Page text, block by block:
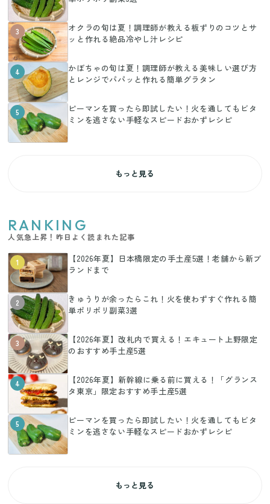
3
オクラの旬は夏！調理師が教える板ずりのコツとサ
ッと作れる絶品冷やし汁レシピ
4
かぼちゃの旬は夏！調理師が教える美味しい選び方
とレンジでパパッと作れる簡単グラタン
5
ピーマンを買ったら即試したい！火を通してもビタ
ミンを逃さない手軽なスピードおかずレシピ
もっと見る
RANKING
人気急上昇！昨日よく読まれた記事
1
【2026年夏】日本橋限定の手土産5選！老舗から新ブ
ランドまで
2
きゅうりが余ったらこれ！火を使わずすぐ作れる簡
単ポリポリ副菜3選
3
【2026年夏】改札内で買える！エキュート上野限定
のおすすめ手土産5選
4
【2026年夏】新幹線に乗る前に買える！「グランス
タ東京」限定おすすめ手土産5選
5
ピーマンを買ったら即試したい！火を通してもビタ
ミンを逃さない手軽なスピードおかずレシピ
もっと見る